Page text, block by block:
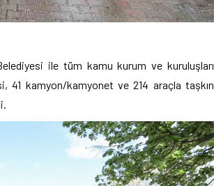
ile tüm kamu kurum ve kuruluşları
41 kamyon/kamyonet ve 214 araçla taşkın